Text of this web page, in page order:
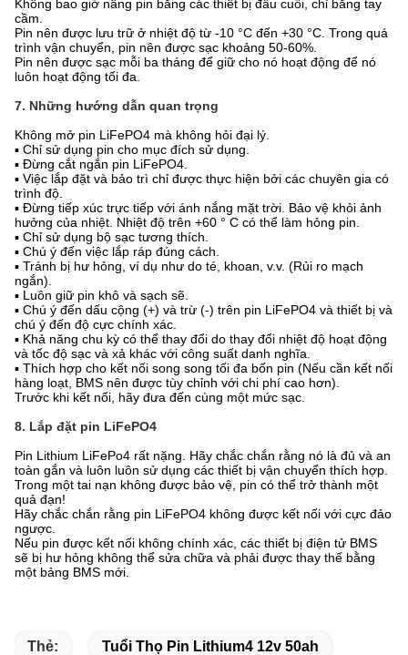
Không bao giờ nâng pin bằng các thiết bị đầu cuối, chỉ bằng tay
cầm.
Pin nên được lưu trữ ở nhiệt độ từ -10 °C đến +30 °C. Trong quá
trình vận chuyển, pin nên được sạc khoảng 50-60%.
Pin nên được sạc mỗi ba tháng để giữ cho nó hoạt động để nó
luôn hoạt động tối đa.
7. Những hướng dẫn quan trọng
Không mở pin LiFePO4 mà không hỏi đại lý.
▪ Chỉ sử dụng pin cho mục đích sử dụng.
▪ Đừng cắt ngắn pin LiFePO4.
▪ Việc lắp đặt và bảo trì chỉ được thực hiện bởi các chuyên gia có
trình độ.
▪ Đừng tiếp xúc trực tiếp với ánh nắng mặt trời. Bảo vệ khỏi ảnh
hưởng của nhiệt. Nhiệt độ trên +60 ° C có thể làm hỏng pin.
▪ Chỉ sử dụng bộ sạc tương thích.
▪ Chú ý đến việc lắp ráp đúng cách.
▪ Tránh bị hư hỏng, ví dụ như do té, khoan, v.v. (Rủi ro mạch
ngắn).
▪ Luôn giữ pin khô và sạch sẽ.
▪ Chú ý đến dấu cộng (+) và trừ (-) trên pin LiFePO4 và thiết bị và
chú ý đến độ cực chính xác.
▪ Khả năng chu kỳ có thể thay đổi do thay đổi nhiệt độ hoạt động
và tốc độ sạc và xả khác với công suất danh nghĩa.
▪ Thích hợp cho kết nối song song tối đa bốn pin (Nếu cần kết nối
hàng loạt, BMS nên được tùy chỉnh với chi phí cao hơn).
Trước khi kết nối, hãy đưa đến cùng một mức sạc.
8. Lắp đặt pin LiFePO4
Pin Lithium LiFePo4 rất nặng. Hãy chắc chắn rằng nó là đủ và an
toàn gắn và luôn luôn sử dụng các thiết bị vận chuyển thích hợp.
Trong một tai nạn không được bảo vệ, pin có thể trở thành một
quả đạn!
Hãy chắc chắn rằng pin LiFePO4 không được kết nối với cực đảo
ngược.
Nếu pin được kết nối không chính xác, các thiết bị điện tử BMS
sẽ bị hư hỏng không thể sửa chữa và phải được thay thế bằng
một bảng BMS mới.
Thẻ: Tuổi Thọ Pin Lithium4 12v 50ah